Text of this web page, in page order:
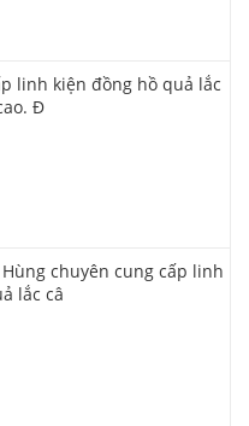
linh kiện đồng hồ quả lắc
Đ
chuyên cung cấp linh
lắc câ